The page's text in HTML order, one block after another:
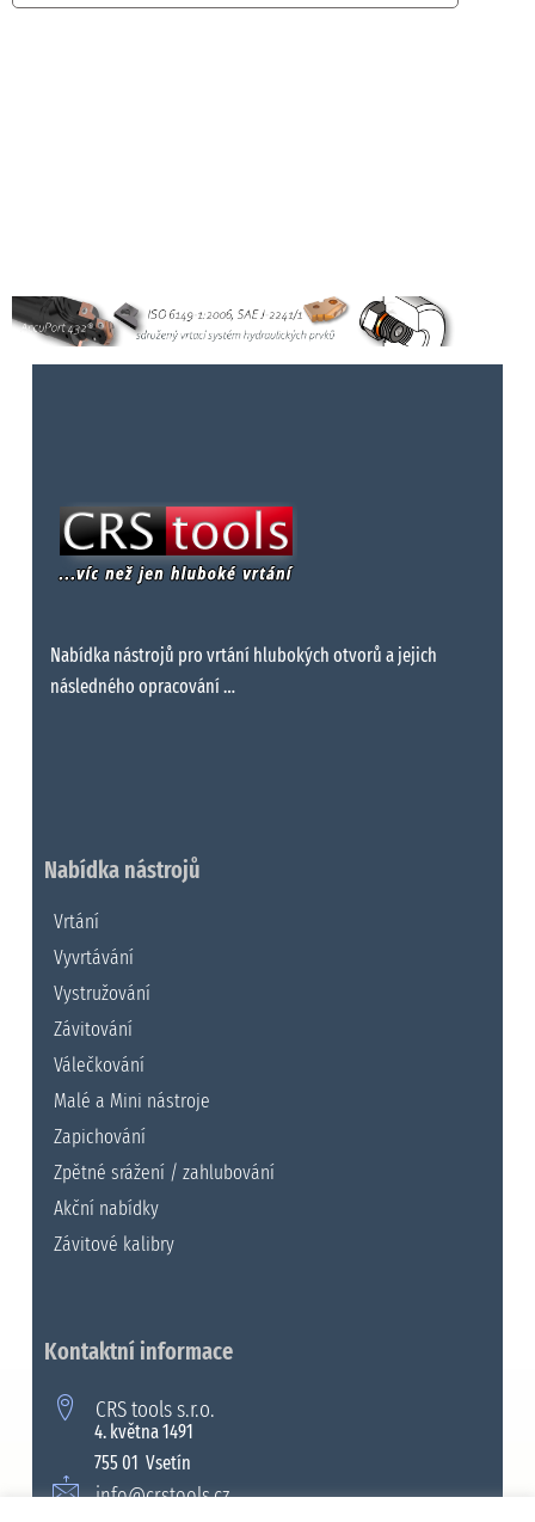
Nabídka nástrojů pro vrtání hlubokých otvorů a jejich
následného opracování …
Nabídka nástrojů
Vrtání
Vyvrtávání
Vystružování
Závitování
Válečkování
Malé a Mini nástroje
Zapichování
Zpětné srážení / zahlubování
Akční nabídky
Závitové kalibry
Kontaktní informace
CRS tools s.r.o.
4. května 1491
755 01 Vsetín
info@crstools.cz